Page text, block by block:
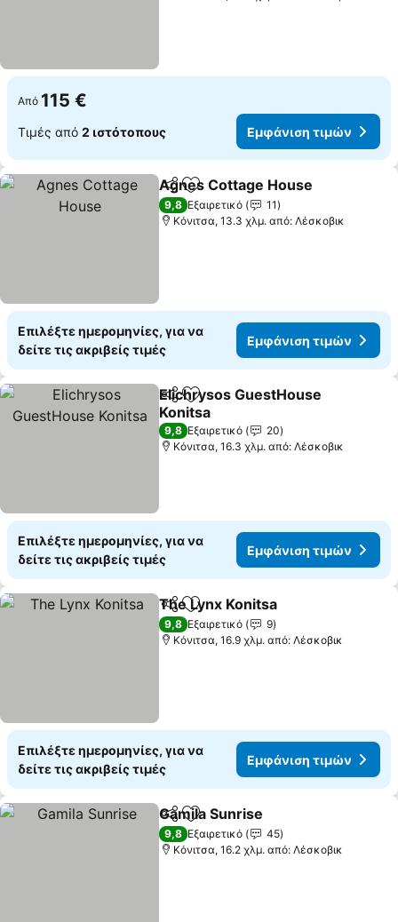
Από 115 €
Τιμές από 2 ιστότοπους Εμφάνιση τιμών
Κοινοποίηση
Προσθήκη στα αγαπημένα
Agnes Cottage House
9,8 Εξαιρετικό
11
Κόνιτσα, 13.3 χλμ. από: Λέσκοβικ
Επιλέξτε ημερομηνίες, για να
δείτε τις ακριβείς τιμές
Εμφάνιση τιμών
Κοινοποίηση
Προσθήκη στα αγαπημένα
Elichrysos GuestHouse
Konitsa
9,8 Εξαιρετικό
20
Κόνιτσα, 16.3 χλμ. από: Λέσκοβικ
Επιλέξτε ημερομηνίες, για να
δείτε τις ακριβείς τιμές
Εμφάνιση τιμών
Κοινοποίηση
Προσθήκη στα αγαπημένα
The Lynx Konitsa
9,8 Εξαιρετικό
9
Κόνιτσα, 16.9 χλμ. από: Λέσκοβικ
Επιλέξτε ημερομηνίες, για να
δείτε τις ακριβείς τιμές
Εμφάνιση τιμών
Κοινοποίηση
Προσθήκη στα αγαπημένα
Gamila Sunrise
9,8 Εξαιρετικό
45
Κόνιτσα, 16.2 χλμ. από: Λέσκοβικ